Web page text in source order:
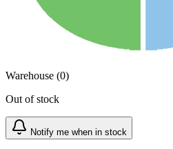
Warehouse (0)
Out of stock
Notify me when in stock